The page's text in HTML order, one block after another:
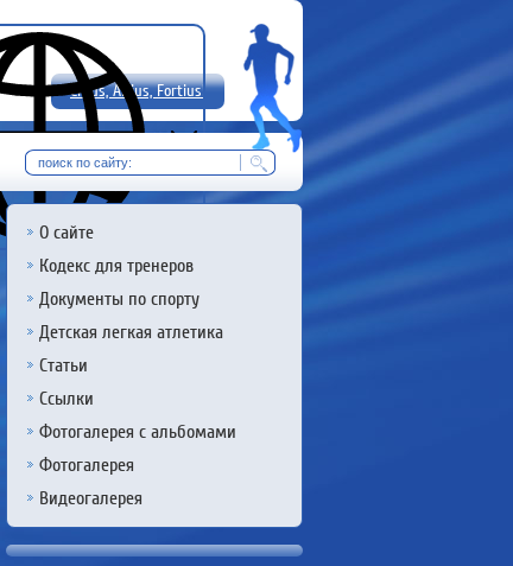
Citius, Altius, Fortius!
RU
О сайте
Кодекс для тренеров
Документы по спорту
Детская легкая атлетика
Статьи
Ссылки
Фотогалерея с альбомами
Фотогалерея
Видеогалерея